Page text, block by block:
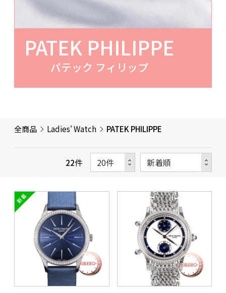
PATEK PHILIPPE
パテック フィリップ
全商品 Ladies' Watch PATEK PHILIPPE
22件